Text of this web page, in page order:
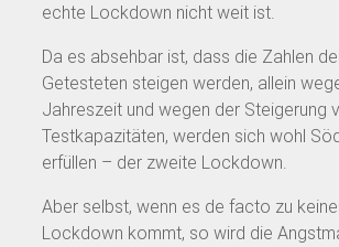
echte Lockdown nicht weit ist.
Da es absehbar ist, dass die Zahlen
Getesteten steigen werden, allein
Jahreszeit und wegen der Steigerung
Testkapazitäten, werden sich wohl
erfüllen – der zweite Lockdown.
Aber selbst, wenn es de facto zu
Lockdown kommt, so wird die